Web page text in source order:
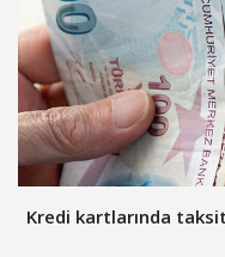
Kredi kartlarında